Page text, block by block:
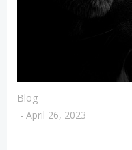
Blog
- April 26, 2023